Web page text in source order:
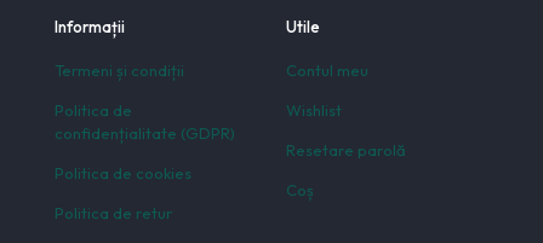
Informații
Termeni și condiții
Politica de
confidențialitate (GDPR)
Politica de cookies
Politica de retur
Utile
Contul meu
Wishlist
Resetare parolă
Coș